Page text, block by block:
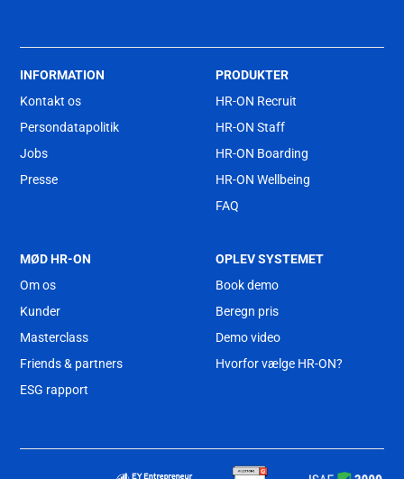
INFORMATION
Kontakt os
Persondatapolitik
Jobs
Presse
PRODUKTER
HR-ON Recruit
HR-ON Staff
HR-ON Boarding
HR-ON Wellbeing
FAQ
MØD HR-ON
Om os
Kunder
Masterclass
Friends & partners
ESG rapport
OPLEV SYSTEMET
Book demo
Beregn pris
Demo video
Hvorfor vælge HR-ON?